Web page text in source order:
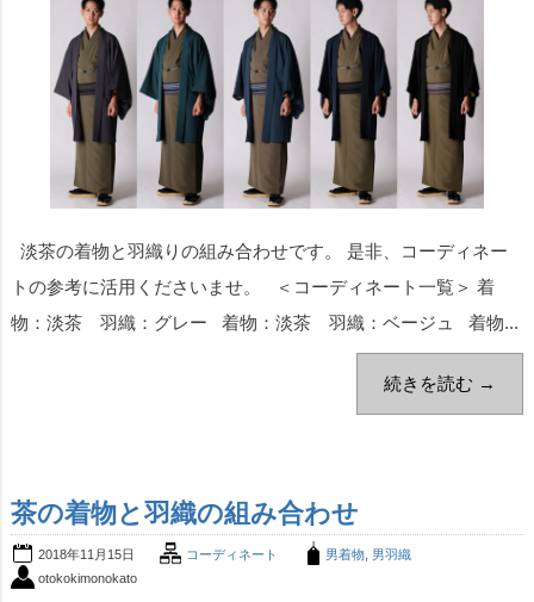
淡茶の着物と羽織りの組み合わせです。 是非、コーディネー
トの参考に活用くださいませ。 ＜コーディネート一覧＞ 着
物：淡茶 羽織：グレー 着物：淡茶 羽織：ベージュ 着物...
続きを読む →
茶の着物と羽織の組み合わせ
2018年11月15日 コーディネート 男着物, 男羽織
otokokimonokato